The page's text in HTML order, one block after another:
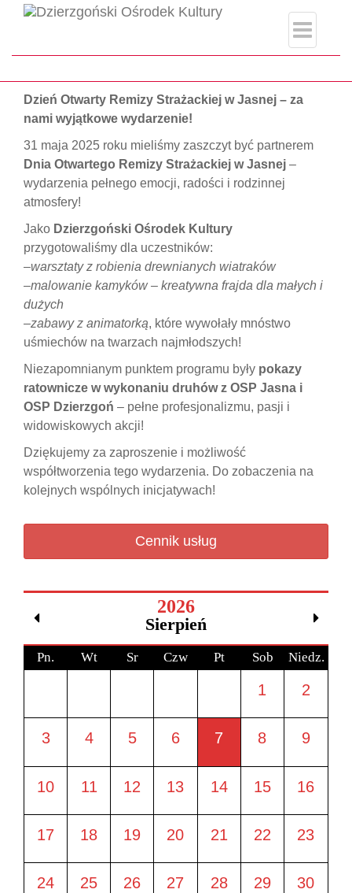
index.php
Dzień Otwarty Remizy Strażackiej w Jasnej – za
nami wyjątkowe wydarzenie!
31 maja 2025 roku mieliśmy zaszczyt być partnerem
Dnia Otwartego Remizy Strażackiej w Jasnej –
wydarzenia pełnego emocji, radości i rodzinnej
atmosfery!
Jako Dzierzgoński Ośrodek Kultury
przygotowaliśmy dla uczestników:
–warsztaty z robienia drewnianych wiatraków
–malowanie kamyków – kreatywna frajda dla małych i
dużych
–zabawy z animatorką, które wywołały mnóstwo
uśmiechów na twarzach najmłodszych!
Niezapomnianym punktem programu były pokazy
ratownicze w wykonaniu druhów z OSP Jasna i
OSP Dzierzgoń – pełne profesjonalizmu, pasji i
widowiskowych akcji!
Dziękujemy za zaproszenie i możliwość
współtworzenia tego wydarzenia. Do zobaczenia na
kolejnych wspólnych inicjatywach!
Cennik usług
2026
Sierpień
Pn. Wt Sr Czw Pt Sob Niedz.
1 2
3 4 5 6 7 8 9
10 11 12 13 14 15 16
17 18 19 20 21 22 23
24 25 26 27 28 29 30